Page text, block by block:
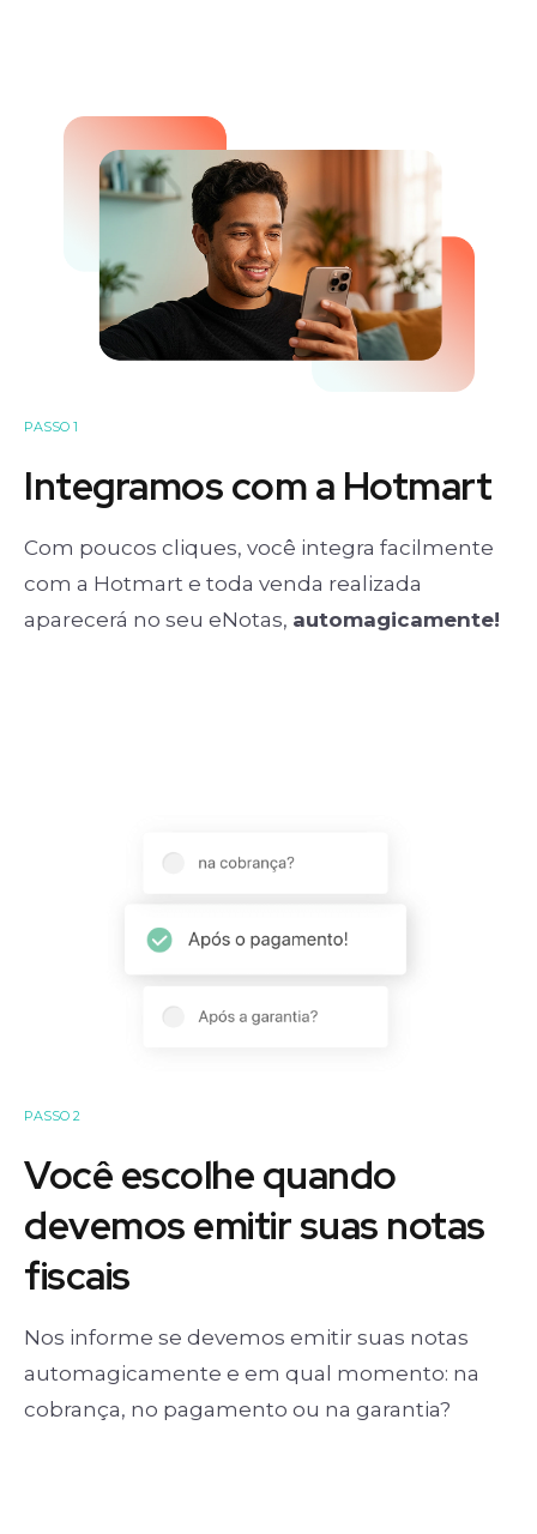
PASSO 1
Integramos com a Hotmart
Com poucos cliques, você integra facilmente
com a Hotmart e toda venda realizada
aparecerá no seu eNotas, automagicamente!
PASSO 2
Você escolhe quando
devemos emitir suas notas
fiscais
Nos informe se devemos emitir suas notas
automagicamente e em qual momento: na
cobrança, no pagamento ou na garantia?